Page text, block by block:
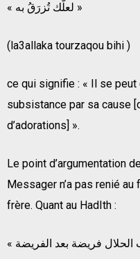
« لعلّك تُزرَقُ به »
(la3allaka tourzaqou bihi )
ce qui signifie : « Il se peut
subsistance par sa cause
d’adorations] ».
Le point d’argumentation
Messager n’a pas renié
frère. Quant au HadIth :